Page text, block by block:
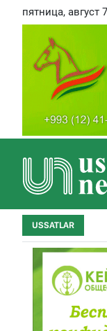
пятница, август
USSATLAR